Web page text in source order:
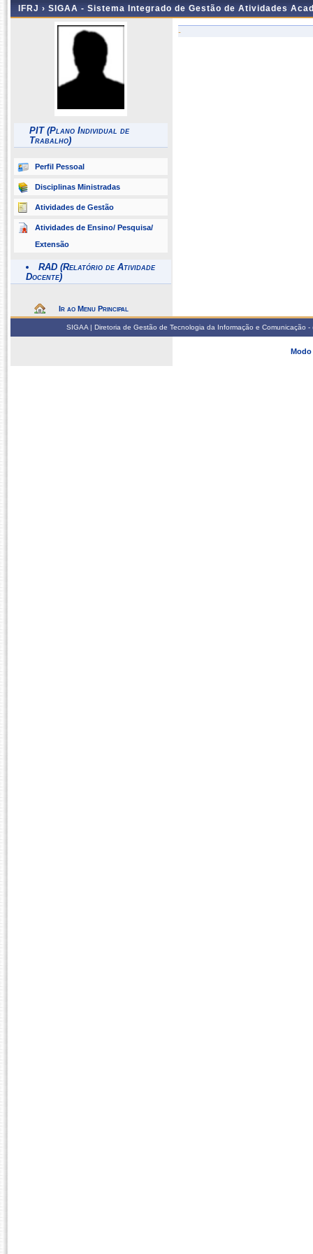
IFRJ › SIGAA - Sistema Integrado de Gestão de Atividades
PIT (Plano Individual de
Trabalho)
Perfil Pessoal
Disciplinas Ministradas
Atividades de Gestão
Atividades de Ensino/ Pesquisa/
Extensão
RAD (Relatório de Atividade
Docente)
Ir ao Menu Principal
-
SIGAA | Diretoria de Gestão de Tecnologia da Informação e
Modo